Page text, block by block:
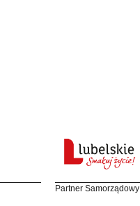
Partner Samorządowy